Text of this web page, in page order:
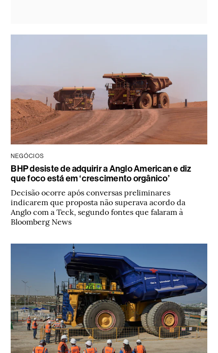
NEGÓCIOS
BHP desiste de adquirir a Anglo American e diz
que foco está em ‘crescimento orgânico’
Decisão ocorre após conversas preliminares
indicarem que proposta não superava acordo da
Anglo com a Teck, segundo fontes que falaram à
Bloomberg News